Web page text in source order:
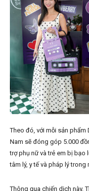
Theo đó, với mỗi sản phẩm
Nam sẽ đóng góp 5.000
trợ phụ nữ và trẻ em bị bạo
tâm lý, y tế và pháp lý
Thông qua chiến dịch này,